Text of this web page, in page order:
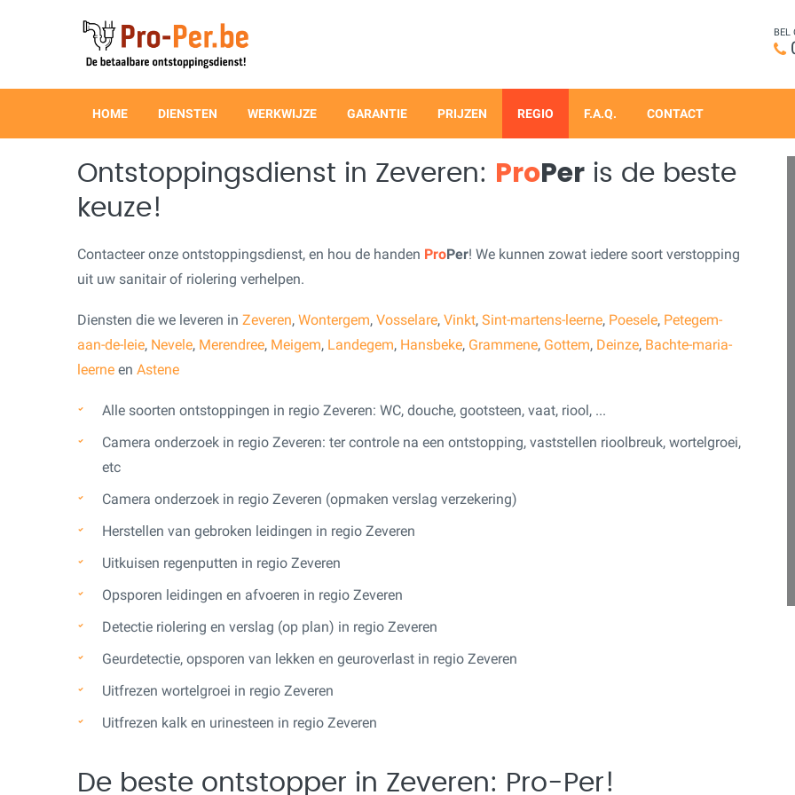
BEL
HOME DIENSTEN WERKWIJZE GARANTIE PRIJZEN REGIO F.A.Q. CONTACT
Ontstoppingsdienst in Zeveren: ProPer is de beste
keuze!
Contacteer onze ontstoppingsdienst, en hou de handen ProPer! We kunnen zowat iedere soort verstopping
uit uw sanitair of riolering verhelpen.
Diensten die we leveren in Zeveren, Wontergem, Vosselare, Vinkt, Sint-martens-leerne, Poesele, Petegem-
aan-de-leie, Nevele, Merendree, Meigem, Landegem, Hansbeke, Grammene, Gottem, Deinze, Bachte-maria-
leerne en Astene
Alle soorten ontstoppingen in regio Zeveren: WC, douche, gootsteen, vaat, riool, ...
Camera onderzoek in regio Zeveren: ter controle na een ontstopping, vaststellen rioolbreuk, wortelgroei,
etc
Camera onderzoek in regio Zeveren (opmaken verslag verzekering)
Herstellen van gebroken leidingen in regio Zeveren
Uitkuisen regenputten in regio Zeveren
Opsporen leidingen en afvoeren in regio Zeveren
Detectie riolering en verslag (op plan) in regio Zeveren
Geurdetectie, opsporen van lekken en geuroverlast in regio Zeveren
Uitfrezen wortelgroei in regio Zeveren
Uitfrezen kalk en urinesteen in regio Zeveren
De beste ontstopper in Zeveren: Pro-Per!